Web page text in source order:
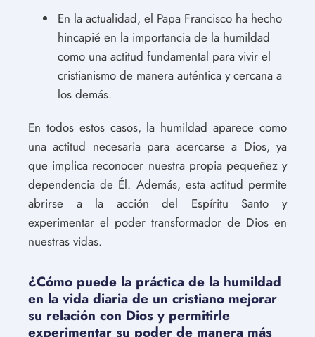
En la actualidad, el Papa Francisco ha hecho
hincapié en la importancia de la humildad
como una actitud fundamental para vivir el
cristianismo de manera auténtica y cercana a
los demás.
En todos estos casos, la humildad aparece como
una actitud necesaria para acercarse a Dios, ya
que implica reconocer nuestra propia pequeñez y
dependencia de Él. Además, esta actitud permite
abrirse a la acción del Espíritu Santo y
experimentar el poder transformador de Dios en
nuestras vidas.
¿Cómo puede la práctica de la humildad
en la vida diaria de un cristiano mejorar
su relación con Dios y permitirle
experimentar su poder de manera más